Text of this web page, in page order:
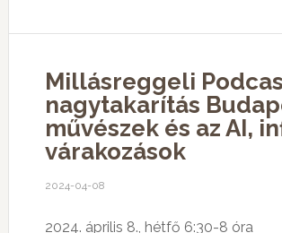
Millásreggeli
nagytakarítás
művészek és az AI,
várakozások
2024-04-08
2024. április 8., hétfő 6:30-8 óra